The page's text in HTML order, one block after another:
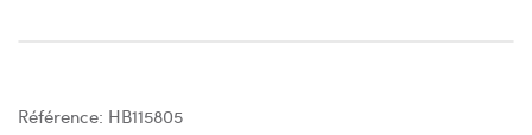
Référence: HB115805